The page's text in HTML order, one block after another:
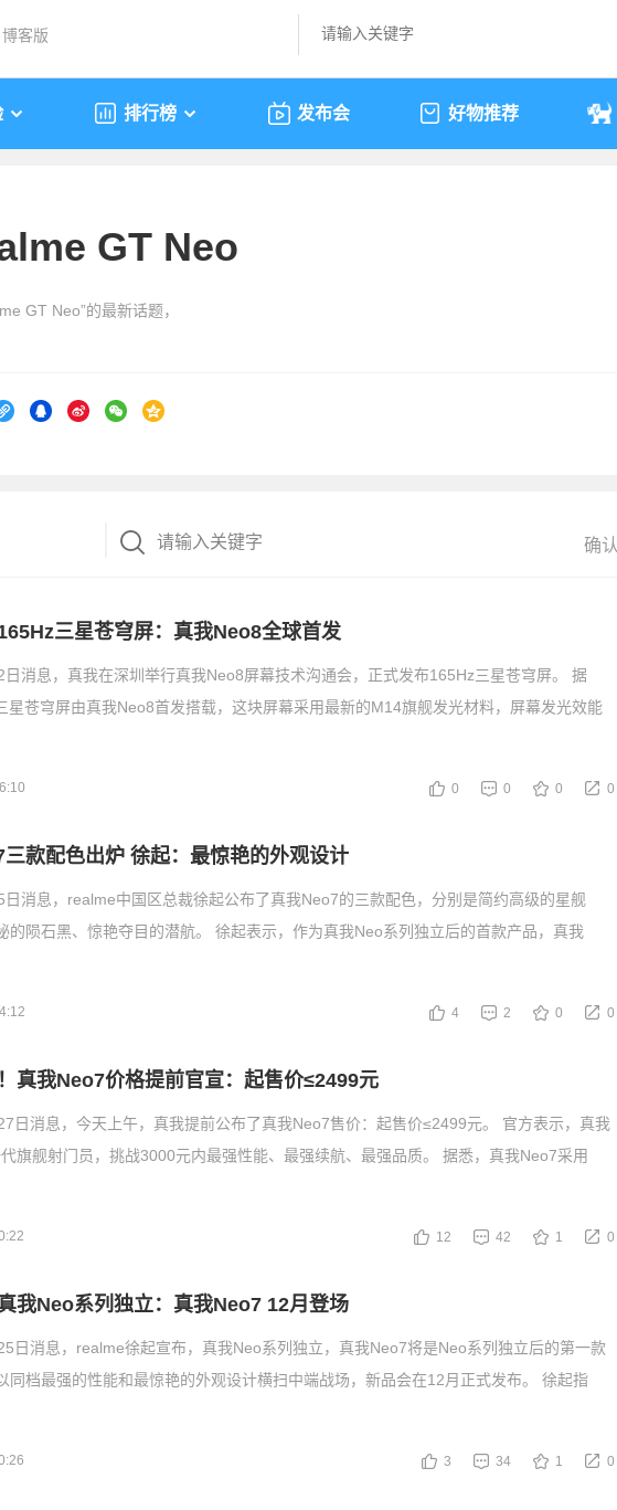
博客版
排行榜 发布会 好物推荐
GT Neo
GT Neo”的最新话题，
三星苍穹屏：真我Neo8全球首发
日消息，真我在深圳举行真我Neo8屏幕技术沟通会，正式发布165Hz三星苍穹屏。 据
星苍穹屏由真我Neo8首发搭载，这块屏幕采用最新的M14旗舰发光材料，屏幕发光效能
0 0 0 0
三款配色出炉 徐起：最惊艳的外观设计
日消息，realme中国区总裁徐起公布了真我Neo7的三款配色，分别是简约高级的星舰
的陨石黑、惊艳夺目的潜航。 徐起表示，作为真我Neo系列独立后的首款产品，真我
4 2 0 0
真我Neo7价格提前官宣：起售价≤2499元
日消息，今天上午，真我提前公布了真我Neo7售价：起售价≤2499元。 官方表示，真我
旗舰射门员，挑战3000元内最强性能、最强续航、最强品质。 据悉，真我Neo7采用
12 42 1 0
我Neo系列独立：真我Neo7 12月登场
日消息，realme徐起宣布，真我Neo系列独立，真我Neo7将是Neo系列独立后的第一款
同档最强的性能和最惊艳的外观设计横扫中端战场，新品会在12月正式发布。 徐起指
3 34 1 0